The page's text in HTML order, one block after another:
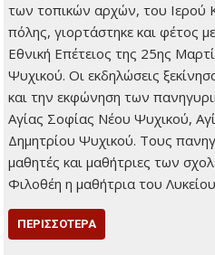
των τοπικών αρχών, του Ιερού
πόλης, γιορτάστηκε και φέτος
Εθνική Επέτειος της 25ης
Ψυχικού. Οι εκδηλώσεις
και την εκφώνηση των
Αγίας Σοφίας Νέου Ψυχικού,
Δημητρίου Ψυχικού. Τους
μαθητές και μαθήτριες των
Φιλοθέη η μαθήτρια του
ΠΕΡΙΣΣΌΤΕΡΑ